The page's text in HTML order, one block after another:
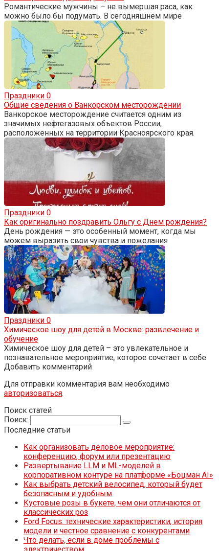
Романтические мужчины – не вымершая раса, как
можно было бы подумать. В сегодняшнем мире
Праздники 0
Общие сведения о Ванкорском месторождении
Ванкорское месторождение считается одним из
значимых нефтегазовых объектов России,
расположенных на территории Красноярского края.
Праздники 0
Как оригинально поздравить Ольгу с Днем рождения?
День рождения — это особенный момент, когда мы
можем выразить свои чувства и пожелания
Праздники 0
Химическое шоу для детей в Москве: развлечение и
обучение
Химическое шоу для детей – это увлекательное и
познавательное мероприятие, которое сочетает в себе
Добавить комментарий
Для отправки комментария вам необходимо
авторизоваться.
Поиск статей
Поиск:
Последние статьи
Как организовать деловое мероприятие:
конференцию, форум или презентацию
Развертывание LLM и ML-моделей в
корпоративном контуре на платформе «Боцман AI»
Как выбрать детский велосипед, который будет
безопасным и удобным
Кустовые розы в букете, чем они отличаются от
классических роз
Ford Focus: технические характеристики, история
модели и честное сравнение с конкурентами
Что делать, если в доме проблемы с